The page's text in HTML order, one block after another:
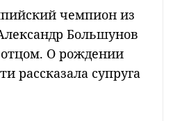
чемпион из
Большунов
отцом. О рождении
рассказала супруга